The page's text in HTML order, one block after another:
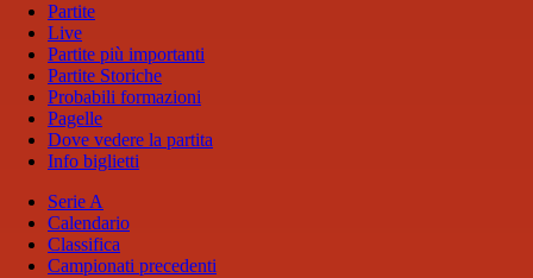
Partite
Live
Partite più importanti
Partite Storiche
Probabili formazioni
Pagelle
Dove vedere la partita
Info biglietti
Serie A
Calendario
Classifica
Campionati precedenti